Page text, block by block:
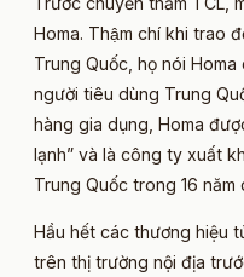
Homa. Thậm chí khi trao
Trung Quốc, họ nói
người tiêu dùng Trung
hàng gia dụng, Homa
lạnh” và là công ty xuất
Trung Quốc trong 16 năm
Hầu hết các thương hiệu
trên thị trường nội địa